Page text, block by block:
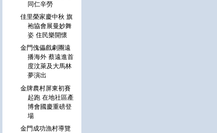
同仁辛勞
佳里榮家慶中秋 旗
袍協會展曼妙舞
姿 住民樂開懷
金門傀儡戲劇團遠
播海外 蔡遠進首
度汶萊及大馬林
夢演出
金牌農村屏東初賽
起跑 在地社區產
博會國慶重磅登
場
金門成功漁村導覽